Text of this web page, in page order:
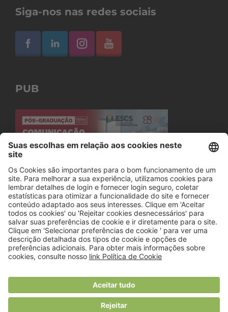
Siga-nos nas redes sociais
PUB
© 2018 Viver Saudável
O portal dos profissionais de nutrição